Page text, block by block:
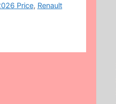
Price, Renault